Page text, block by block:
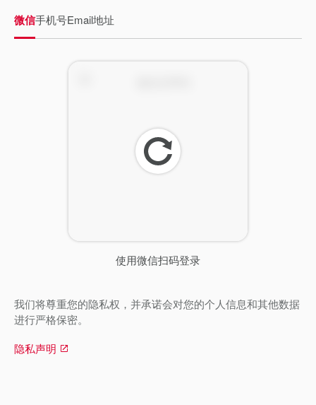
微信手机号Email地址
使用微信扫码登录
刷
新
我们将尊重您的隐私权，并承诺会对您的个人信息和其他数据
进行严格保密。
隐私声明